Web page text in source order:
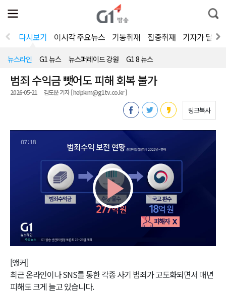
전
체
뉴
열
통
합
색
다시보기 이시각 주요뉴스 기동취재 집중취재 기자가 달려
뉴스라인 G1 뉴스 뉴스퍼레이드 강원 G1 8 뉴스
범죄 수익금 뺏어도 피해 회복 불가
2026-05-21 김도운 기자 [ helpkim@g1tv.co.kr ]
링크복사
Play
Video
[앵커]
최근 온라인이나 SNS를 통한 각종 사기 범죄가 고도화되면서 매년
피해도 크게 늘고 있습니다.